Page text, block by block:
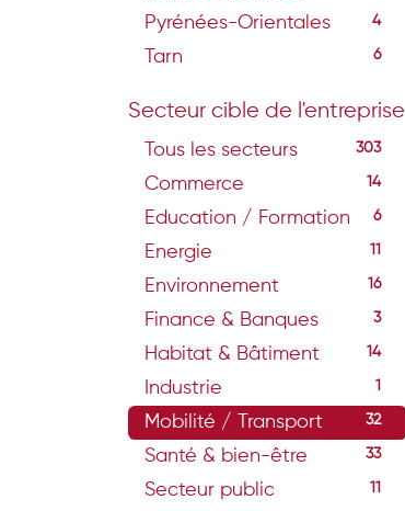
Pyrénées-Orientales 4
Tarn 6
Secteur cible de l'entreprise
Tous les secteurs 303
Commerce 14
Education / Formation 6
Energie 11
Environnement 16
Finance & Banques 3
Habitat & Bâtiment 14
Industrie 1
Mobilité / Transport 32
Santé & bien-être 33
Secteur public 11